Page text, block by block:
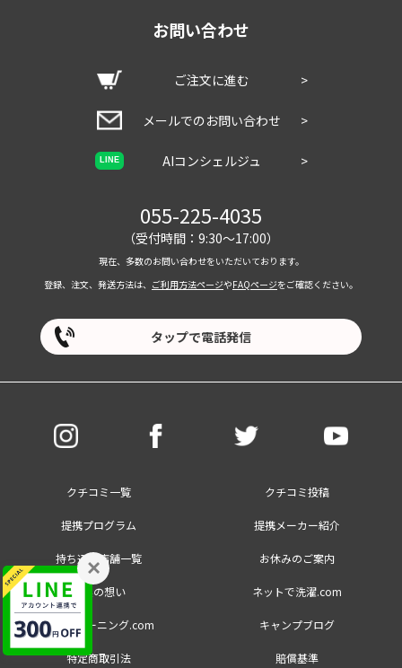
お問い合わせ
ご注文に進む >
メールでのお問い合わせ >
LINE AIコンシェルジュ >
055-225-4035
（受付時間：9:30～17:00）
現在、多数のお問い合わせをいただいております。
登録、注文、発送方法は、 ご利用方法ページやFAQページをご確認ください。
タップで電話発信
クチコミ一覧 クチコミ投稿
提携プログラム 提携メーカー紹介
持ち込み店舗一覧 お休みのご案内
創業の想い ネットで洗濯.com
大量クリーニング.com キャンプブログ
特定商取引法 賠償基準
×